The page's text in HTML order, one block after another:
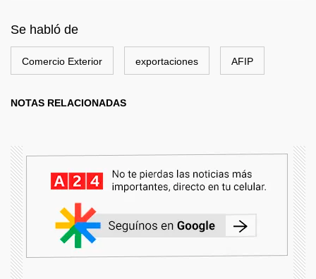
Se habló de
Comercio Exterior exportaciones AFIP
NOTAS RELACIONADAS